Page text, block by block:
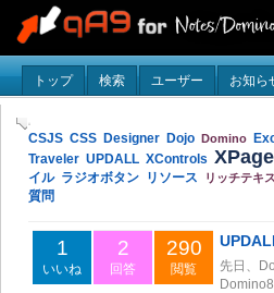
トップ 検索 ユーザー お知ら
CSJS CSS Designer Dojo Domino
Traveler UPDALL XControls
イル ラジオボタン リソース リッチテキ
質問
1
いいね
2
回答
290
閲覧
先日、